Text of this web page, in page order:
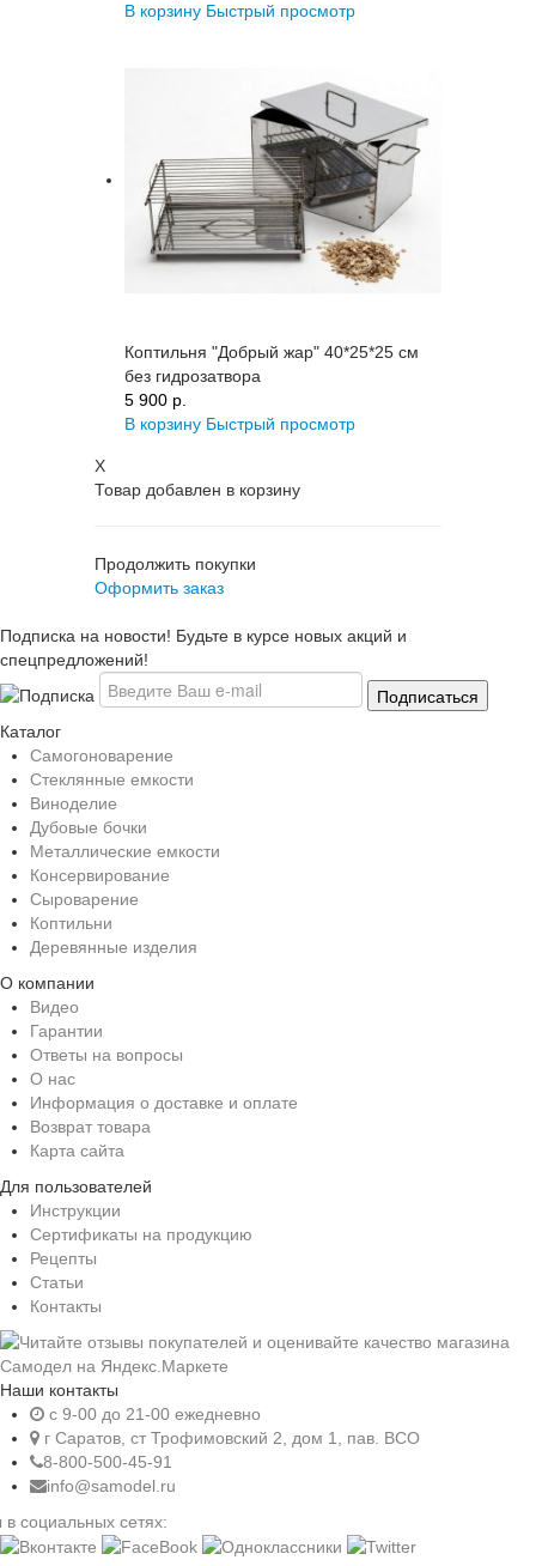
В корзину Быстрый просмотр
Коптильня "Добрый жар" 40*25*25 см
без гидрозатвора
5 900 p.
В корзину Быстрый просмотр
X
Товар добавлен в корзину
Продолжить покупки
Оформить заказ
Подписка на новости! Будьте в курсе новых акций и
спецпредложений!
Каталог
Самогоноварение
Стеклянные емкости
Виноделие
Дубовые бочки
Металлические емкости
Консервирование
Сыроварение
Коптильни
Деревянные изделия
О компании
Видео
Гарантии
Ответы на вопросы
О нас
Информация о доставке и оплате
Возврат товара
Карта сайта
Для пользователей
Инструкции
Сертификаты на продукцию
Рецепты
Статьи
Контакты
Наши контакты
c 9-00 до 21-00 ежедневно
г Саратов, ст Трофимовский 2, дом 1, пав. ВСО
8-800-500-45-91
info@samodel.ru
социальных сетях: